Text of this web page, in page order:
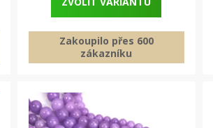
Zakoupilo přes 600
zákazníku